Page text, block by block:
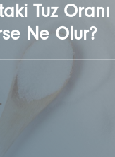
Tuz Oranı
Ne Olur?